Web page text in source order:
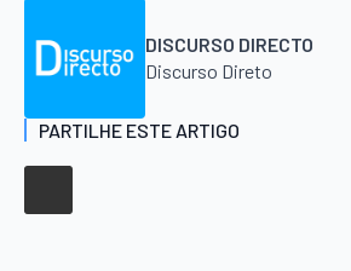
DISCURSO DIRECTO
Discurso Direto
PARTILHE ESTE ARTIGO